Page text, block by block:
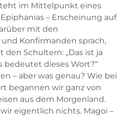
im Mittelpunkt eines
– Erscheinung auf
mit den
Konfirmanden sprach,
Schultern: „Das ist ja
bedeutet dieses Wort?“
– aber was genau? Wie bei
begannen wir ganz von
aus dem Morgenland.
eigentlich nichts. Magoi –